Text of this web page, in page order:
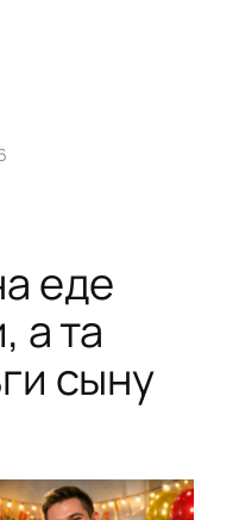
еде
а та
сыну